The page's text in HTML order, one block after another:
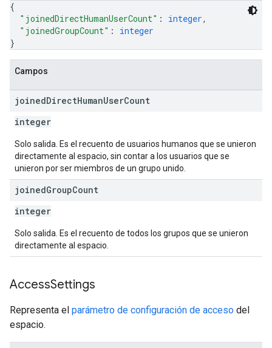
{
"joinedDirectHumanUserCount" : integer,
"joinedGroupCount" : integer
}
Campos
joinedDirectHumanUserCount
integer
Solo salida. Es el recuento de usuarios humanos que se unieron
directamente al espacio, sin contar a los usuarios que se
unieron por ser miembros de un grupo unido.
joinedGroupCount
integer
Solo salida. Es el recuento de todos los grupos que se unieron
directamente al espacio.
AccessSettings
Representa el parámetro de configuración de acceso del
espacio.